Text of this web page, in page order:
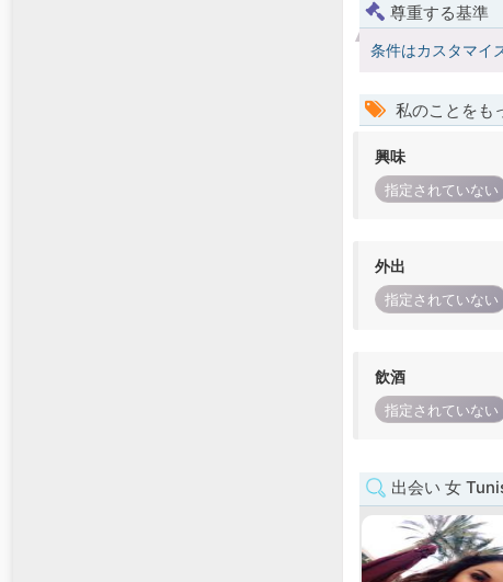
尊重する基準
条件はカスタマイ
私のことをも
興味
指定されていない
外出
指定されていない
飲酒
指定されていない
出会い 女